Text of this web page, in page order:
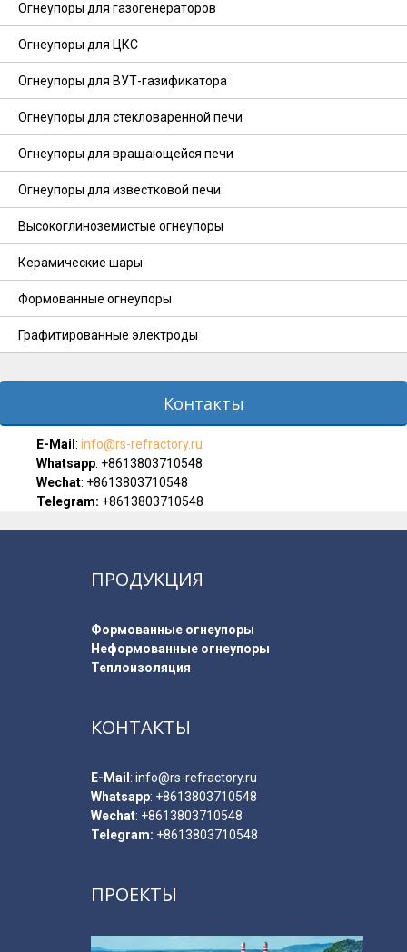
Огнеупоры для газогенераторов
Огнеупоры для ЦКС
Огнеупоры для ВУТ-газификатора
Огнеупоры для стекловаренной печи
Огнеупоры для вращающейся печи
Огнеупоры для известковой печи
Высокоглиноземистые огнеупоры
Керамические шары
Формованные огнеупоры
Графитированные электроды
Контакты
E-Мail : info@rs-refractory.ru
Whatsapp: +8613803710548
Wechat: +8613803710548
Telegram: +8613803710548
ПРОДУКЦИЯ
Формованные огнеупоры
Неформованные огнеупоры
Теплоизоляция
КОНТАКТЫ
E-Мail : info@rs-refractory.ru
Whatsapp: +8613803710548
Wechat: +8613803710548
Telegram: +8613803710548
ПРОЕКТЫ